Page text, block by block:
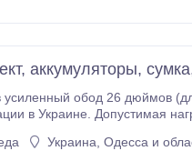
аккумуляторы,
ассистирования педалями.
Украина, Одесса и